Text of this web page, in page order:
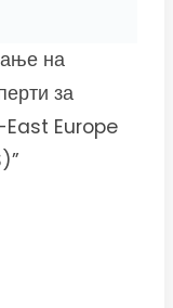
на
за
East Europe